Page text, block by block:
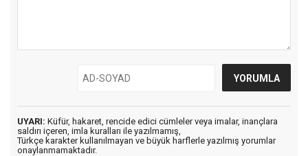
UYARI: Küfür, hakaret, rencide edici cümleler veya imalar, inançlara
saldırı içeren, imla kuralları ile yazılmamış,
Türkçe karakter kullanılmayan ve büyük harflerle yazılmış yorumlar
onaylanmamaktadır.